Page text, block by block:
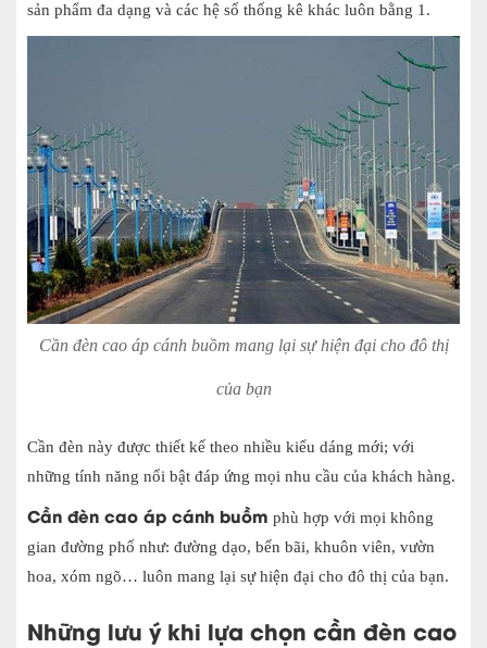
sản phẩm đa dạng và các hệ số thống kê khác luôn bằng 1.
Cần đèn cao áp cánh buồm mang lại sự hiện đại cho đô thị
của bạn
Cần đèn này được thiết kế theo nhiều kiểu dáng mới; với
những tính năng nổi bật đáp ứng mọi nhu cầu của khách hàng.
Cần đèn cao áp cánh buồm phù hợp với mọi không
gian đường phố như: đường dạo, bến bãi, khuôn viên, vườn
hoa, xóm ngõ… luôn mang lại sự hiện đại cho đô thị của bạn.
Những lưu ý khi lựa chọn cần đèn cao